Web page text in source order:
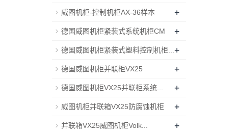
威图机柜-控制机柜AX-36样本 +
德国威图机柜紧装式系统机柜CM +
德国威图机柜紧装式塑料控制机柜... +
德国威图机柜并联柜VX25 +
德国威图机柜VX25并联柜系统... +
威图机柜并联箱VX25防腐蚀机柜 +
并联箱VX25威图机柜Volk... +